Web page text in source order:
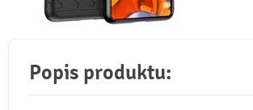
Popis produktu: